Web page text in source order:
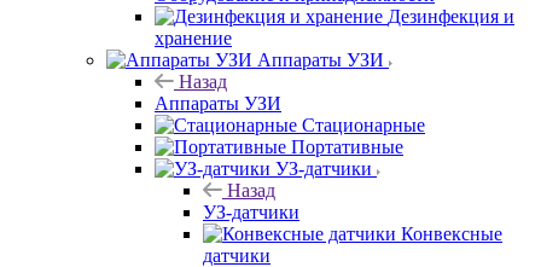
Дезинфекция и
хранение
Аппараты УЗИ
Назад
Аппараты УЗИ
Стационарные
Портативные
УЗ-датчики
Назад
УЗ-датчики
Конвексные
датчики